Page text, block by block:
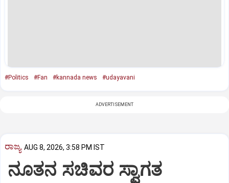
#Politics #Fan #kannada news #udayavani
ADVERTISEMENT
ರಾಜ್ಯ AUG 8, 2026, 3:58 PM IST
ನೂತನ ಸಚಿವರ ಸ್ವಾಗತ